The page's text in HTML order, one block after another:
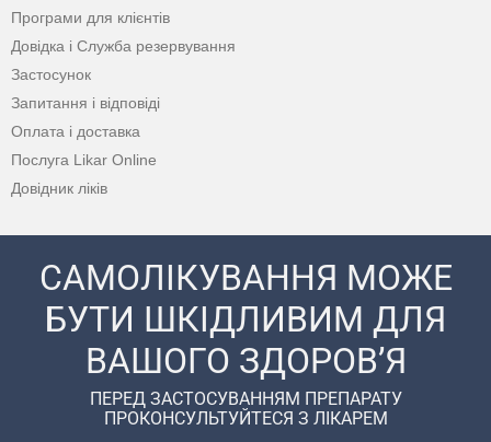
Програми для клієнтів
Довідка і Служба резервування
Застосунок
Запитання і відповіді
Оплата і доставка
Послуга Likar Online
Довідник ліків
САМОЛІКУВАННЯ МОЖЕ
БУТИ ШКІДЛИВИМ ДЛЯ
ВАШОГО ЗДОРОВ’Я
ПЕРЕД ЗАСТОСУВАННЯМ ПРЕПАРАТУ
ПРОКОНСУЛЬТУЙТЕСЯ З ЛІКАРЕМ